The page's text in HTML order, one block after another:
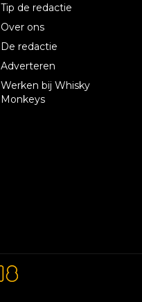
Tip de redactie
Over ons
De redactie
Adverteren
Werken bij Whisky
Monkeys